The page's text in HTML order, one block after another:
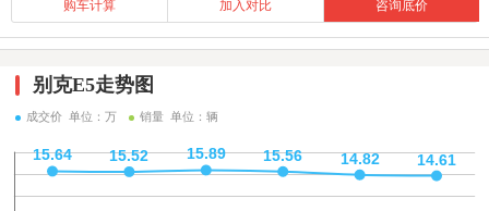
购车计算 加入对比 咨询底价
别克E5走势图
成交价 单位：万 销量 单位：辆